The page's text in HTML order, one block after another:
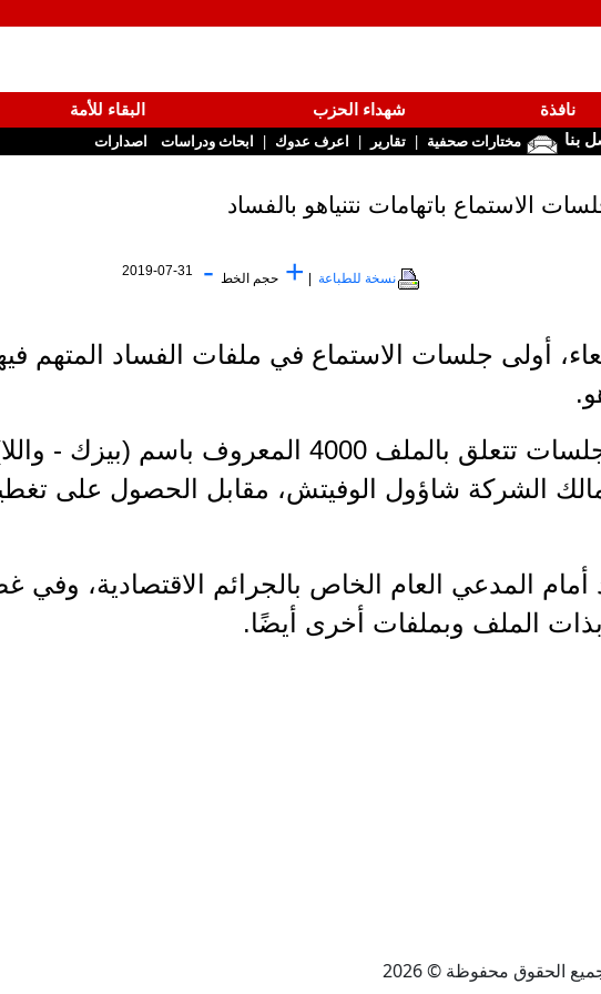
نافذة شهداء الحزب
البقاء للأمة
بنا مختارات صحفية | تقارير | اعرف عدوك | ابحاث ودراسات اصدارات
الاستماع باتهامات نتنياهو بالفساد
نسخة للطباعة + حجم الخط -
2019-07-31
أولى جلسات الاستماع في ملفات الفساد المتهم
وذكرت قناة 13 الصهيونية، أن أولى الجلسات تتعلق بالملف 4000 المعروف باسم (بيزك -
مالك الشركة شاؤول الوفيتش، مقابل الحصول على
المدعي العام الخاص بالجرائم الاقتصادية، وفي
الملف وبملفات أخرى أيضًا.
الحقوق محفوظة © 2026